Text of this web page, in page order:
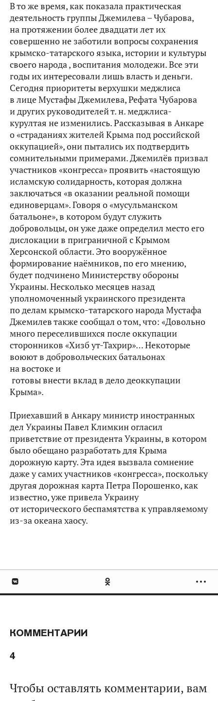
В то же время, как показала практическая
деятельность группы Джемилева – Чубарова,
на протяжении более двадцати лет их
совершенно не заботили вопросы сохранения
крымско-татарского языка, истории и культуры
своего народа , воспитания молодежи. Все эти
годы их интересовали лишь власть и деньги.
Сегодня приоритеты верхушки меджлиса
в лице Мустафы Джемилева, Рефата Чубарова
и других руководителей т. н. меджлиса-
курултая не изменились. Рассказывая в Анкаре
о «страданиях жителей Крыма под российской
оккупацией», они пытались их подтвердить
сомнительными примерами. Джемилёв призвал
участников «конгресса» проявить «настоящую
исламскую солидарность, которая должна
заключаться «в оказании реальной помощи
единоверцам». Говоря о «мусульманском
батальоне», в котором будут служить
добровольцы, он уже даже определил место его
дислокации в приграничной с Крымом
Херсонской области. Это вооружённое
формирование наёмников, по его мнению,
будет подчинено Министерству обороны
Украины. Несколько месяцев назад
уполномоченный украинского президента
по делам крымско-татарского народа Мустафа
Джемилев также сообщал о том, что: «Довольно
много переселившихся после оккупации
сторонников «Хизб ут-Тахрир»… Некоторые
воюют в добровольческих батальонах
на востоке и
готовы внести вклад в дело деоккупации
Крыма».
Приехавший в Анкару министр иностранных
дел Украины Павел Климкин огласил
приветствие от президента Украины, в котором
было обещано разработать для Крыма
дорожную карту. Эта идея вызвала сомнение
даже у самих участников «конгресса», поскольку
другая дорожная карта Петра Порошенко, как
известно, уже привела Украину
от исторического беспамятства к управляемому
из‑за океана хаосу.
КОММЕНТАРИИ
4
Чтобы оставлять комментарии, вам